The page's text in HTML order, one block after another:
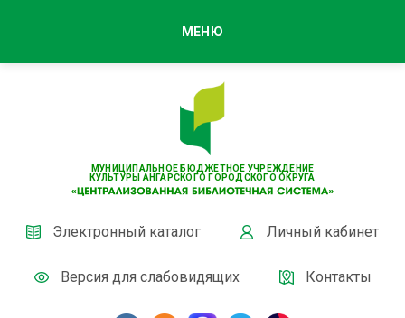
МУНИЦИПАЛЬНОЕ БЮДЖЕТНОЕ УЧРЕЖДЕНИЕ
КУЛЬТУРЫ АНГАРСКОГО ГОРОДСКОГО ОКРУГА
Электронный каталог Личный кабинет
Версия для слабовидящих Контакты
МЕНЮ